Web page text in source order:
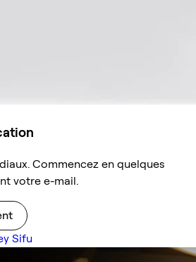
Commencez en quelques
votre e-mail.
Sifu